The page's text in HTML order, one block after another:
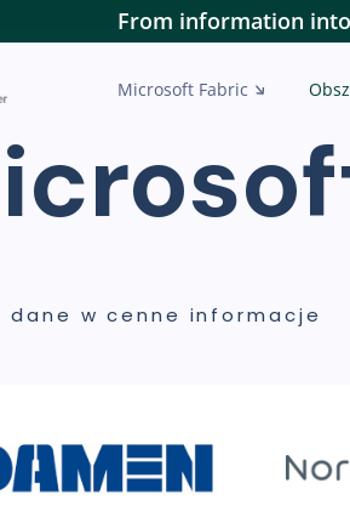
From information
Microsoft Fabric
dane w cenne informacje